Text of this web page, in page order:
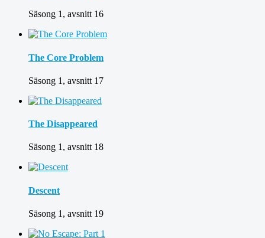
Säsong 1, avsnitt 16
The Core Problem
Säsong 1, avsnitt 17
The Disappeared
Säsong 1, avsnitt 18
Descent
Säsong 1, avsnitt 19